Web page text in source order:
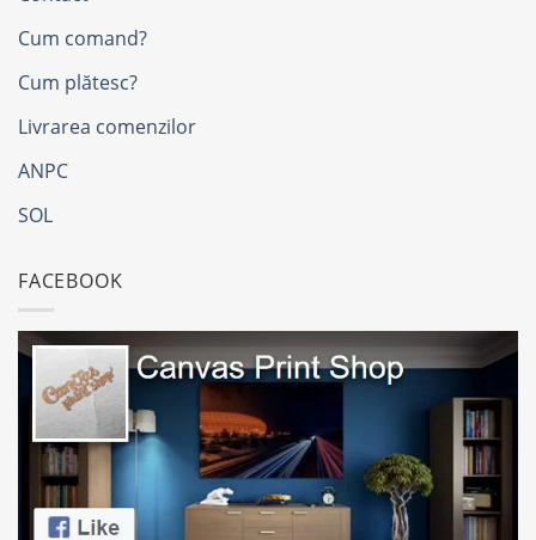
Cum comand?
Cum plătesc?
Livrarea comenzilor
ANPC
SOL
FACEBOOK